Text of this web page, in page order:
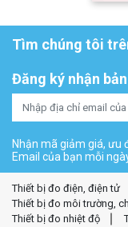
Tìm chúng tôi
Đăng ký nhận
Nhận mã giảm giá, ưu
Email của bạn mỗi
Thiết bị đo điện, điện tử
Thiết bị đo môi trường,
Thiết bị đo nhiệt độ